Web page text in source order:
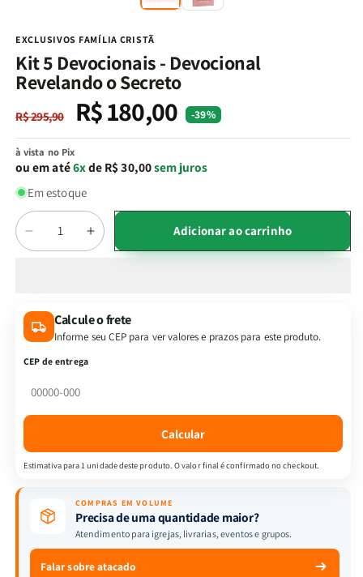
EXCLUSIVOS FAMÍLIA CRISTÃ
Kit 5 Devocionais - Devocional
Revelando o Secreto
Preço
normal
R$ 295,90
Preço
promocional
R$ 180,00 -39%
à vista no Pix
ou em até6xde R$ 30,00sem juros
Em estoque
Quantidade
Diminuir
a
5
Devocionais
-
Revelando
Aumentar
a
5
Devocionais
Adicionar ao carrinho
Calcule o frete
Informe seu CEP para ver valores e prazos para este produto.
CEP de entrega
Calcular
Estimativa para 1 unidade deste produto. O valor final é confirmado no checkout.
COMPRAS EM VOLUME
Precisa de uma quantidade maior?
Atendimento para igrejas, livrarias, eventos e grupos.
Falar sobre atacado